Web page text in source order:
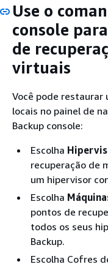
Use o
console
de
virtuais
Você pode restaurar
locais no painel de
Backup console:
Escolha
recuperação de
um hipervisor
Escolha
pontos de
todos os seus
Backup.
Escolha Cofres